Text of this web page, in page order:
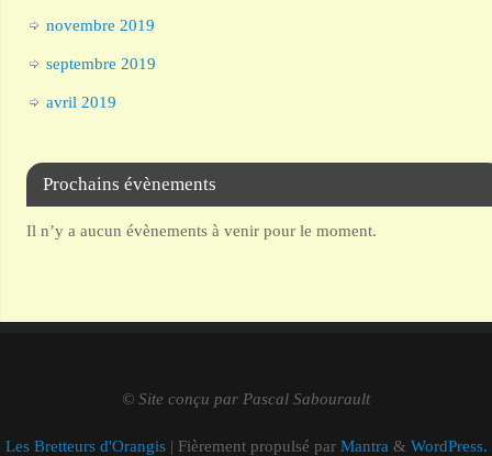
novembre 2019
septembre 2019
avril 2019
Prochains évènements
Il n’y a aucun évènements à venir pour le moment.
© Site conçu par Pascal Sabourault
Les Bretteurs d'Orangis| Fièrement propulsé par Mantra & WordPress.